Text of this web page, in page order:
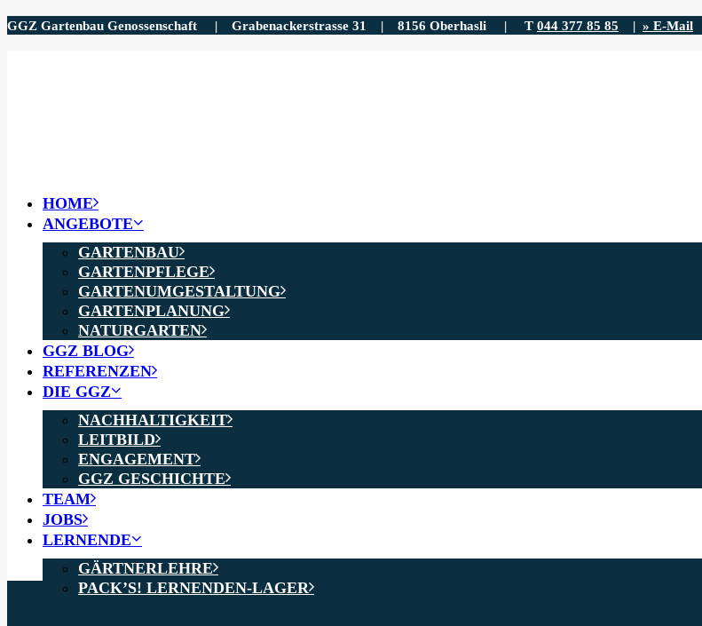
GGZ Gartenbau Genossenschaft | Grabenackerstrasse 31 | 8156 Oberhasli | T 044 377 85 85 | » E-Mail
HOME
ANGEBOTE
GARTENBAU
GARTENPFLEGE
GARTENUMGESTALTUNG
GARTENPLANUNG
NATURGARTEN
GGZ BLOG
REFERENZEN
DIE GGZ
NACHHALTIGKEIT
LEITBILD
ENGAGEMENT
GGZ GESCHICHTE
TEAM
JOBS
LERNENDE
GÄRTNERLEHRE
PACK’S! LERNENDEN-LAGER